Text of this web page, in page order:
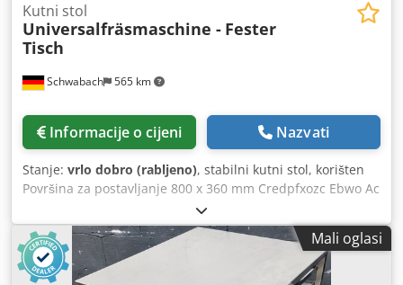
Schwabach 565 km
Kutni stol
Universalfräsmaschine - Fester
Tisch
Informacije o cijeni Nazvati
Stanje: vrlo dobro (rabljeno), stabilni kutni stol, korišten
Površina za postavljanje 800 x 360 mm Credpfxozc Ebwo Ac
Tsf 5 T-utorа Razmak = 65 mm
Mali oglasi